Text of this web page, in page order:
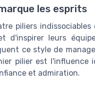
les esprits
piliers
d'inspirer leurs
ce style de
pilier est l'influence
et admiration.